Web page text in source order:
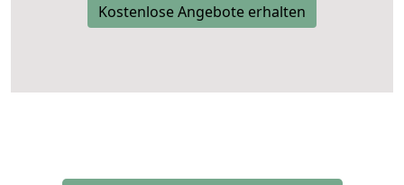
Kostenlose Angebote erhalten